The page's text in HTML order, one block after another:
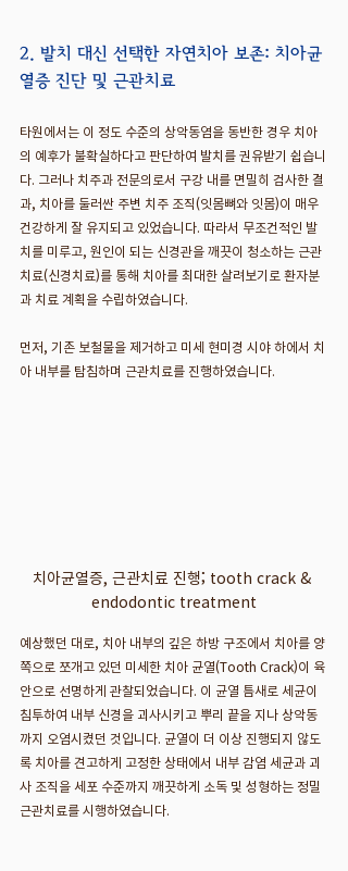
2. 발치 대신 선택한 자연치아 보존: 치아균
열증 진단 및 근관치료
타원에서는 이 정도 수준의 상악동염을 동반한 경우 치아
의 예후가 불확실하다고 판단하여 발치를 권유받기 쉽습니
다. 그러나 치주과 전문의로서 구강 내를 면밀히 검사한 결
과, 치아를 둘러싼 주변 치주 조직(잇몸뼈와 잇몸)이 매우
건강하게 잘 유지되고 있었습니다. 따라서 무조건적인 발
치를 미루고, 원인이 되는 신경관을 깨끗이 청소하는 근관
치료(신경치료)를 통해 치아를 최대한 살려보기로 환자분
과 치료 계획을 수립하였습니다.
먼저, 기존 보철물을 제거하고 미세 현미경 시야 하에서 치
아 내부를 탐침하며 근관치료를 진행하였습니다.
치아균열증, 근관치료 진행; tooth crack &
endodontic treatment
예상했던 대로, 치아 내부의 깊은 하방 구조에서 치아를 양
쪽으로 쪼개고 있던 미세한 치아 균열(Tooth Crack)이 육
안으로 선명하게 관찰되었습니다. 이 균열 틈새로 세균이
침투하여 내부 신경을 괴사시키고 뿌리 끝을 지나 상악동
까지 오염시켰던 것입니다. 균열이 더 이상 진행되지 않도
록 치아를 견고하게 고정한 상태에서 내부 감염 세균과 괴
사 조직을 세포 수준까지 깨끗하게 소독 및 성형하는 정밀
근관치료를 시행하였습니다.